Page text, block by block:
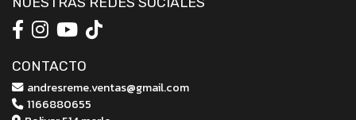
CONTACTO
andresreme.ventas@gmail.com
1166880655